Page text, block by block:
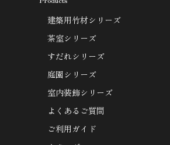
建築用竹材シリーズ
茶室シリーズ
すだれシリーズ
庭園シリーズ
室内装飾シリーズ
よくあるご質問
ご利用ガイド